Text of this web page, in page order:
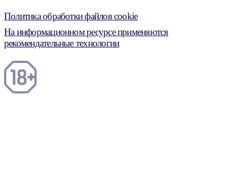
Политика обработки файлов cookie
На информационном ресурсе применяются
рекомендательные технологии